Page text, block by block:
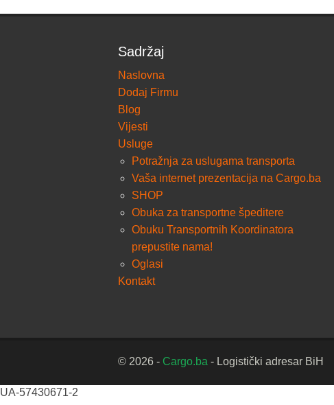
Sadržaj
Naslovna
Dodaj Firmu
Blog
Vijesti
Usluge
Potražnja za uslugama transporta
Vaša internet prezentacija na Cargo.ba
SHOP
Obuka za transportne špeditere
Obuku Transportnih Koordinatora
prepustite nama!
Oglasi
Kontakt
© 2026 - Cargo.ba - Logistički adresar BiH
UA-57430671-2